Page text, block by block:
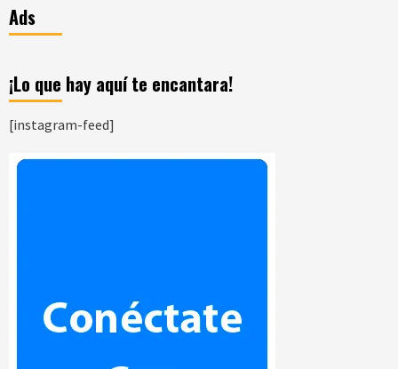
Ads
¡Lo que hay aquí te encantara!
[instagram-feed]